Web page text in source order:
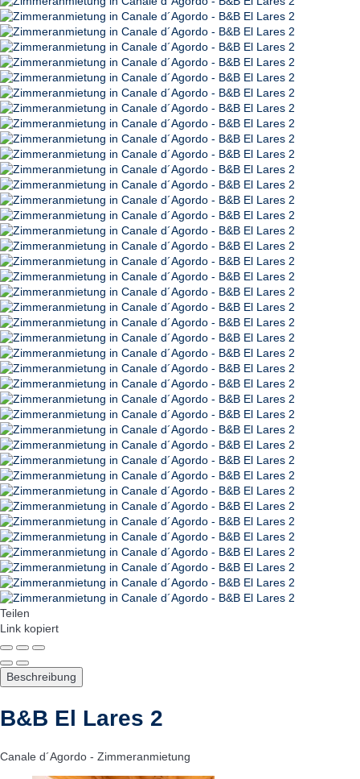
Teilen
Link kopiert
Beschreibung
B&B El Lares 2
Canale d´Agordo - Zimmeranmietung